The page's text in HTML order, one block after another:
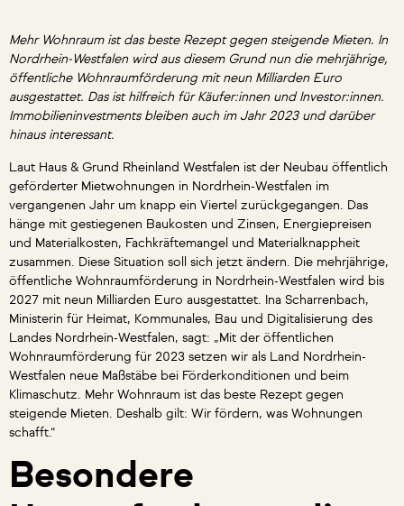
Mehr Wohnraum ist das beste Rezept gegen steigende Mieten. In
Nordrhein-Westfalen wird aus diesem Grund nun die mehrjährige,
öffentliche Wohnraumförderung mit neun Milliarden Euro
ausgestattet. Das ist hilfreich für Käufer:innen und Investor:innen.
Immobilieninvestments bleiben auch im Jahr 2023 und darüber
hinaus interessant.
Laut Haus & Grund Rheinland Westfalen ist der Neubau öffentlich
geförderter Mietwohnungen in Nordrhein-Westfalen im
vergangenen Jahr um knapp ein Viertel zurückgegangen. Das
hänge mit gestiegenen Baukosten und Zinsen, Energiepreisen
und Materialkosten, Fachkräftemangel und Materialknappheit
zusammen. Diese Situation soll sich jetzt ändern. Die mehrjährige,
öffentliche Wohnraumförderung in Nordrhein-Westfalen wird bis
2027 mit neun Milliarden Euro ausgestattet. Ina Scharrenbach,
Ministerin für Heimat, Kommunales, Bau und Digitalisierung des
Landes Nordrhein-Westfalen, sagt: „Mit der öffentlichen
Wohnraumförderung für 2023 setzen wir als Land Nordrhein-
Westfalen neue Maßstäbe bei Förderkonditionen und beim
Klimaschutz. Mehr Wohnraum ist das beste Rezept gegen
steigende Mieten. Deshalb gilt: Wir fördern, was Wohnungen
schafft.“
Besondere